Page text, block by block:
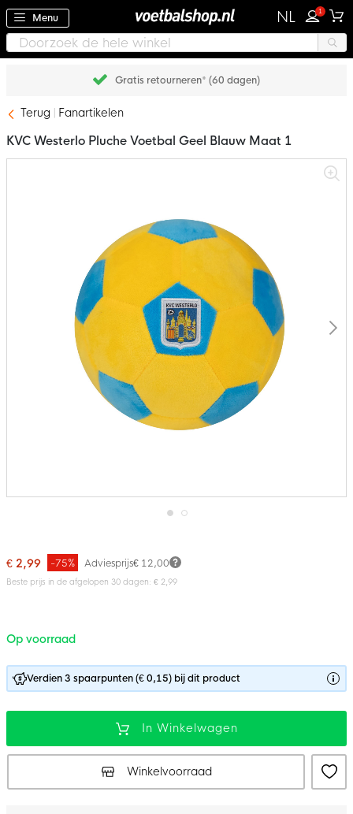
Menu NL 1
Gratis retourneren* (60 dagen)
Terug Fanartikelen
begin
van
KVC Westerlo Pluche Voetbal Geel Blauw Maat 1
€ 2,99 Adviesprijs€ 12,00
-75%
Beste prijs in de afgelopen 30 dagen: € 2,99
Op voorraad
Verdien 3 spaarpunten (€ 0,15) bij dit product
In Winkelwagen
Winkelvoorraad